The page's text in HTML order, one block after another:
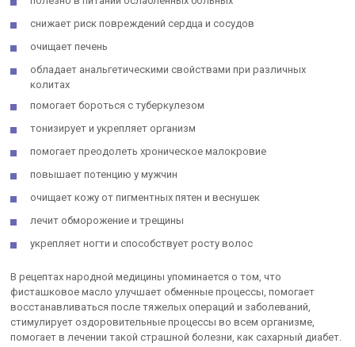
снижает риск повреждений сердца и сосудов
очищает печень
обладает анальгетическими свойствами при различных
колитах
помогает бороться с туберкулезом
тонизирует и укрепляет организм
помогает преодолеть хроническое малокровие
повышает потенцию у мужчин
очищает кожу от пигментных пятен и веснушек
лечит обморожение и трещины
укрепляет ногти и способствует росту волос
В рецептах народной медицины упоминается о том, что
фисташковое масло улучшает обменные процессы, помогает
восстанавливаться после тяжелых операций и заболеваний,
стимулирует оздоровительные процессы во всем организме,
помогает в лечении такой страшной болезни, как сахарный диабет.